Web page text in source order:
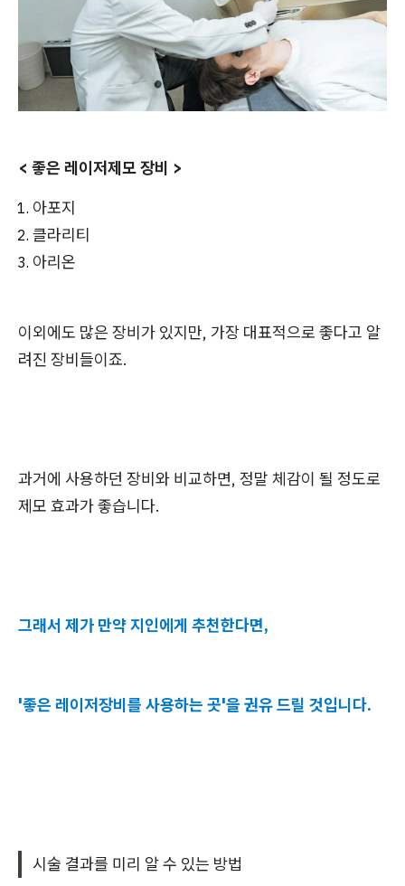
< 좋은 레이저제모 장비 >
아포지
클라리티
아리온
이외에도 많은 장비가 있지만, 가장 대표적으로 좋다고 알
려진 장비들이죠.
과거에 사용하던 장비와 비교하면, 정말 체감이 될 정도로
제모 효과가 좋습니다.
그래서 제가 만약 지인에게 추천한다면,
'좋은 레이저장비를 사용하는 곳'을 권유 드릴 것입니다.
시술 결과를 미리 알 수 있는 방법